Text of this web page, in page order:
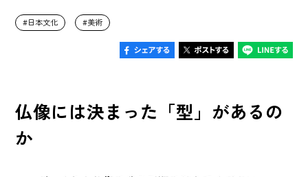
日本文化 美術
仏像には決まった「型」があるの
か